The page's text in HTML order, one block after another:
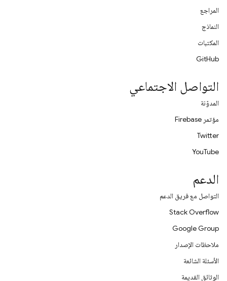
المراجع
النماذج
المكتبات
GitHub
التواصل الاجتماعي
المدوّنة
مؤتمر Firebase
Twitter
YouTube
الدعم
التواصل مع فريق الدعم
Stack Overflow
Google Group
ملاحظات الإصدار
الأسئلة الشائعة
الوثائق القديمة